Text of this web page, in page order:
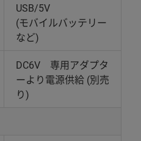
USB/5V
(モバイルバッテリー
など)
DC6V 専用アダプタ
ーより電源供給 (別売
り)